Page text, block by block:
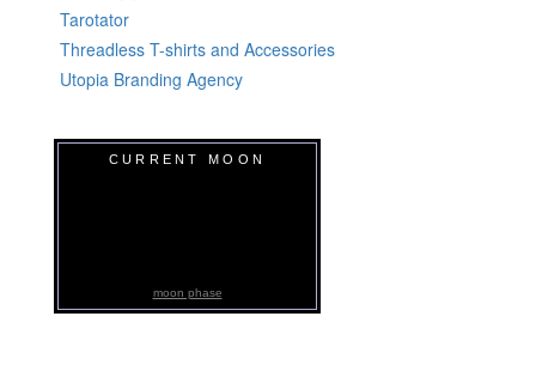
Tarotator
Threadless T-shirts and Accessories
Utopia Branding Agency
CURRENT MOON
moon phase